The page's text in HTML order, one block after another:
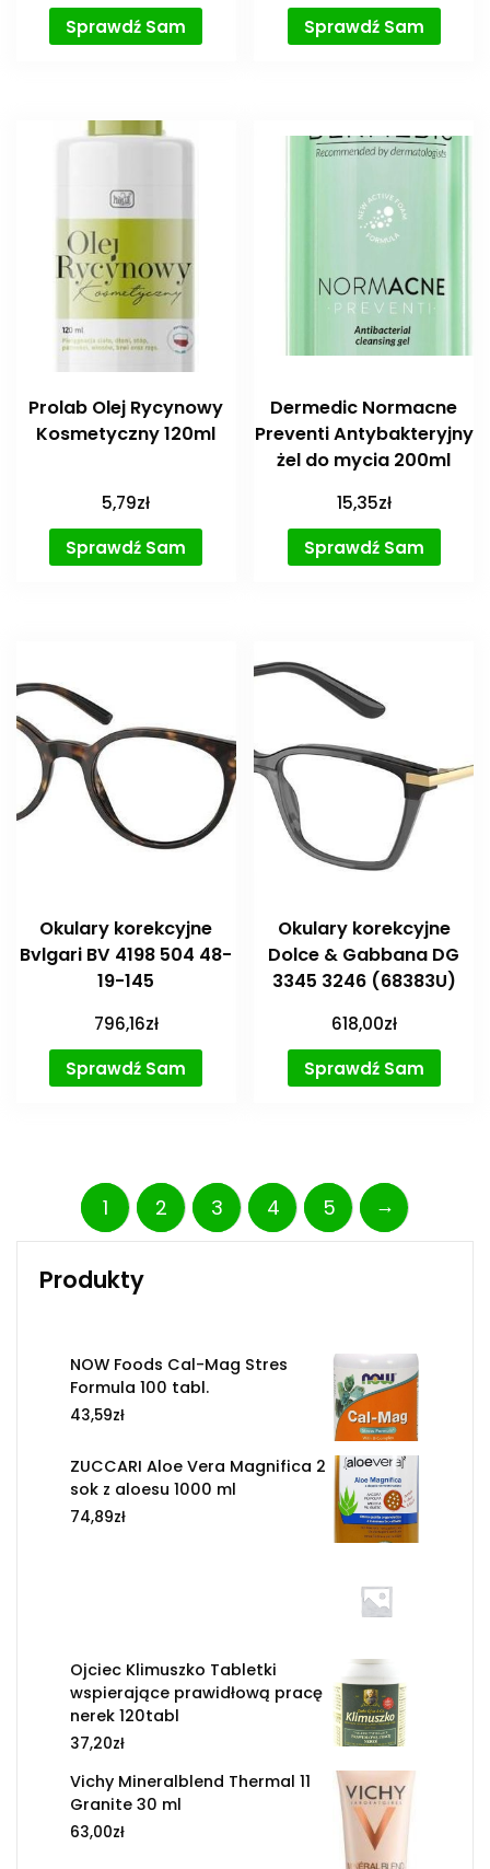
Sprawdź Sam Sprawdź Sam
Prolab Olej Rycynowy
Kosmetyczny 120ml
5,79zł
Sprawdź Sam
Dermedic Normacne
Preventi Antybakteryjny
żel do mycia 200ml
15,35zł
Sprawdź Sam
Okulary korekcyjne
Bvlgari BV 4198 504 48-
19-145
796,16zł
Sprawdź Sam
Okulary korekcyjne
Dolce & Gabbana DG
3345 3246 (68383U)
618,00zł
Sprawdź Sam
1 2 3 4 5 →
Produkty
NOW Foods Cal-Mag Stres
Formula 100 tabl.
43,59zł
ZUCCARI Aloe Vera Magnifica 2
sok z aloesu 1000 ml
74,89zł
Ojciec Klimuszko Tabletki
wspierające prawidłową pracę
nerek 120tabl
37,20zł
Vichy Mineralblend Thermal 11
Granite 30 ml
63,00zł